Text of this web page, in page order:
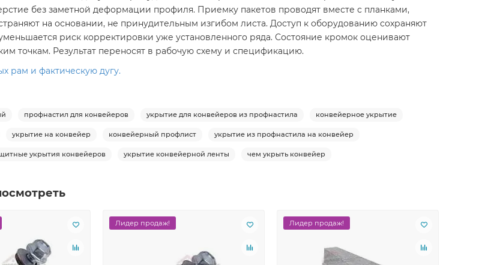
без заметной деформации профиля. Приемку пакетов проводят вместе с планками,
на основании, не принудительным изгибом листа. Доступ к оборудованию сохраняют
риск корректировки уже установленного ряда. Состояние кромок оценивают
точкам. Результат переносят в рабочую схему и спецификацию.
рам и фактическую дугу.
профнастил для конвейеров укрытие для конвейеров из профнастила конвейерное укрытие
укрытие на конвейер конвейерный профлист укрытие из профнастила на конвейер
укрытия конвейеров укрытие конвейерной ленты чем укрыть конвейер
Лидер продаж! Лидер продаж!